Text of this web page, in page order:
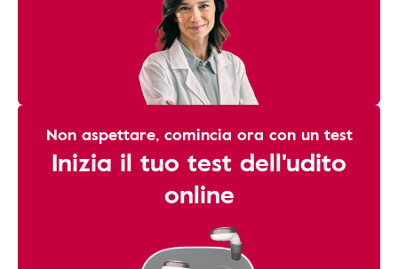
Non aspettare, comincia ora con un test
Inizia il tuo test dell'udito
online